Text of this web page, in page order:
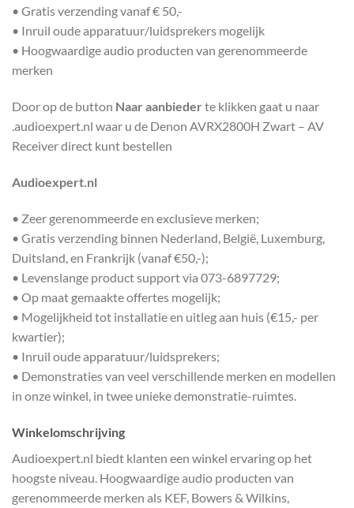
• Gratis verzending vanaf € 50,-
• Inruil oude apparatuur/luidsprekers mogelijk
• Hoogwaardige audio producten van gerenommeerde
merken
Door op de button Naar aanbieder te klikken gaat u naar
.audioexpert.nl waar u de Denon AVRX2800H Zwart – AV
Receiver direct kunt bestellen
Audioexpert.nl
• Zeer gerenommeerde en exclusieve merken;
• Gratis verzending binnen Nederland, België, Luxemburg,
Duitsland, en Frankrijk (vanaf €50,-);
• Levenslange product support via 073-6897729;
• Op maat gemaakte offertes mogelijk;
• Mogelijkheid tot installatie en uitleg aan huis (€15,- per
kwartier);
• Inruil oude apparatuur/luidsprekers;
• Demonstraties van veel verschillende merken en modellen
in onze winkel, in twee unieke demonstratie-ruimtes.
Winkelomschrijving
Audioexpert.nl biedt klanten een winkel ervaring op het
hoogste niveau. Hoogwaardige audio producten van
gerenommeerde merken als KEF, Bowers & Wilkins,